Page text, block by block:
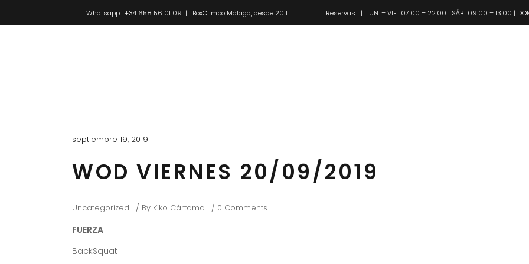
Whatsapp: +34 658 56 01 09 | BoxOlimpo Málaga, desde 2011 Reservas | LUN. – VIE.: 07:00 – 22:00 | SÁB.: 09.00 – 13.00 |
septiembre 19, 2019
WOD VIERNES 20/09/2019
Uncategorized By Kiko Cártama 0 Comments
FUERZA
BackSquat